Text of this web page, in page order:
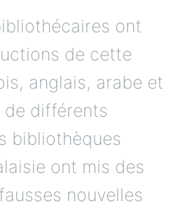
ont
de cette
anglais, arabe et
de différents
bibliothèques
ont mis des
nouvelles